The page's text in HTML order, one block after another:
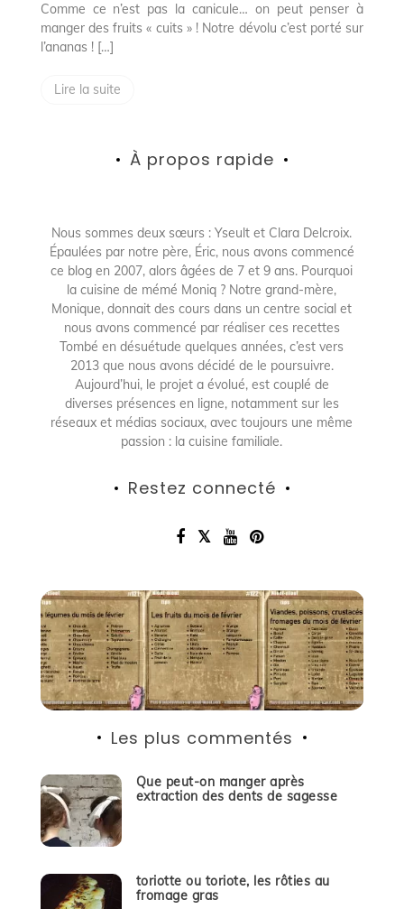
Comme ce n’est pas la canicule… on peut penser à
manger des fruits « cuits » ! Notre dévolu c’est porté sur
l’ananas ! […]
Lire la suite
À propos rapide
Nous sommes deux sœurs : Yseult et Clara Delcroix.
Épaulées par notre père, Éric, nous avons commencé
ce blog en 2007, alors âgées de 7 et 9 ans. Pourquoi
la cuisine de mémé Moniq ? Notre grand-mère,
Monique, donnait des cours dans un centre social et
nous avons commencé par réaliser ces recettes
Tombé en désuétude quelques années, c’est vers
2013 que nous avons décidé de le poursuivre.
Aujourd’hui, le projet a évolué, est couplé de
diverses présences en ligne, notamment sur les
réseaux et médias sociaux, avec toujours une même
passion : la cuisine familiale.
Restez connecté
Les plus commentés
Que peut-on manger après
extraction des dents de sagesse
toriotte ou toriote, les rôties au
fromage gras